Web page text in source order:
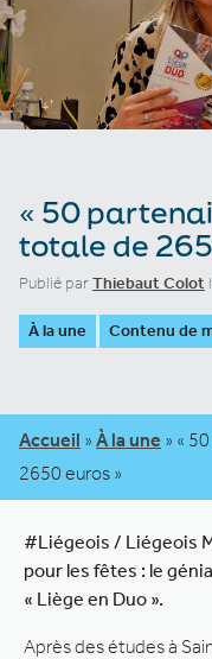
« 50
totale de
Publié parThiebaut Colot
À la une Contenu de
Accueil » À la une » «
2650 euros »
#Liégeois / Liégeois
pour les fêtes : le
« Liège en Duo ».
Après des études à